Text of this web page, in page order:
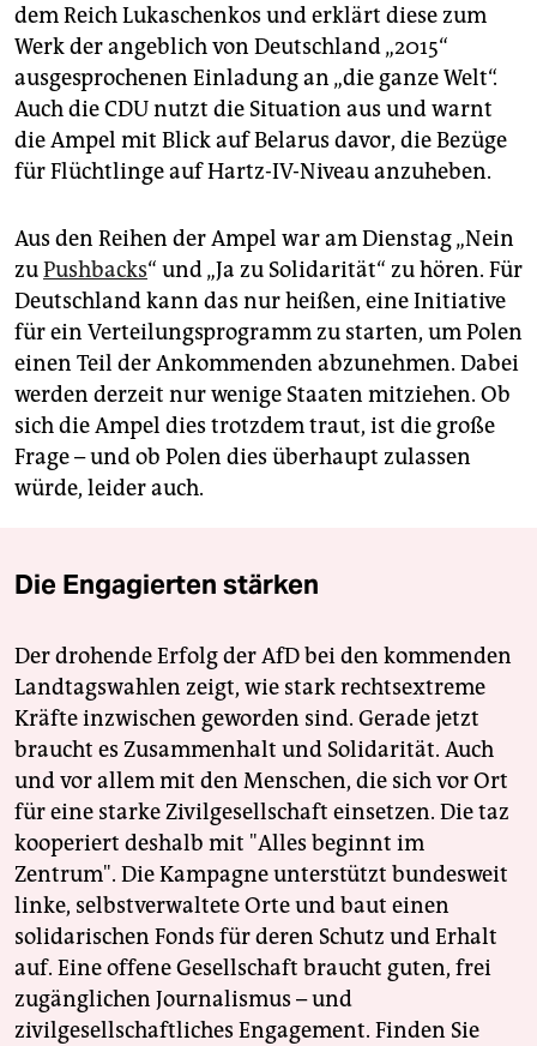
dem Reich Lukaschenkos und erklärt diese zum
Werk der angeblich von Deutschland „2015“
ausgesprochenen Einladung an „die ganze Welt“.
Auch die CDU nutzt die Situation aus und warnt
die Ampel mit Blick auf Belarus davor, die Bezüge
für Flüchtlinge auf Hartz-IV-Niveau anzuheben.
Aus den Reihen der Ampel war am Dienstag „Nein
zuPushbacks“ und „Ja zu Solidarität“ zu hören. Für
Deutschland kann das nur heißen, eine Initiative
für ein Verteilungsprogramm zu starten, um Polen
einen Teil der Ankommenden abzunehmen. Dabei
werden derzeit nur wenige Staaten mitziehen. Ob
sich die Ampel dies trotzdem traut, ist die große
Frage – und ob Polen dies überhaupt zulassen
würde, leider auch.
Die Engagierten stärken
Der drohende Erfolg der AfD bei den kommenden
Landtagswahlen zeigt, wie stark rechtsextreme
Kräfte inzwischen geworden sind. Gerade jetzt
braucht es Zusammenhalt und Solidarität. Auch
und vor allem mit den Menschen, die sich vor Ort
für eine starke Zivilgesellschaft einsetzen. Die taz
kooperiert deshalb mit "Alles beginnt im
Zentrum". Die Kampagne unterstützt bundesweit
linke, selbstverwaltete Orte und baut einen
solidarischen Fonds für deren Schutz und Erhalt
auf. Eine offene Gesellschaft braucht guten, frei
zugänglichen Journalismus – und
zivilgesellschaftliches Engagement. Finden Sie